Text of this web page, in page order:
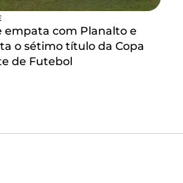
empata com Planalto e
o sétimo título da Copa
de Futebol